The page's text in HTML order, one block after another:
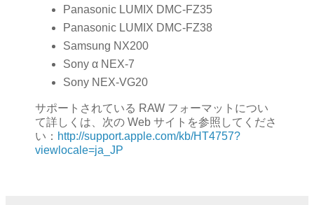
Panasonic LUMIX DMC-FZ35
Panasonic LUMIX DMC-FZ38
Samsung NX200
Sony α NEX-7
Sony NEX-VG20
サポートされている RAW フォーマットについ
て詳しくは、次の Web サイトを参照してくださ
い： http://support.apple.com/kb/HT4757?
viewlocale=ja_JP